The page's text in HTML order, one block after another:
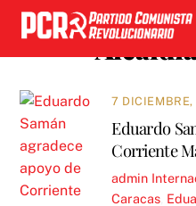
Skip
content
7 DICIEMBRE,
Eduardo
Corriente
admin
Caracas